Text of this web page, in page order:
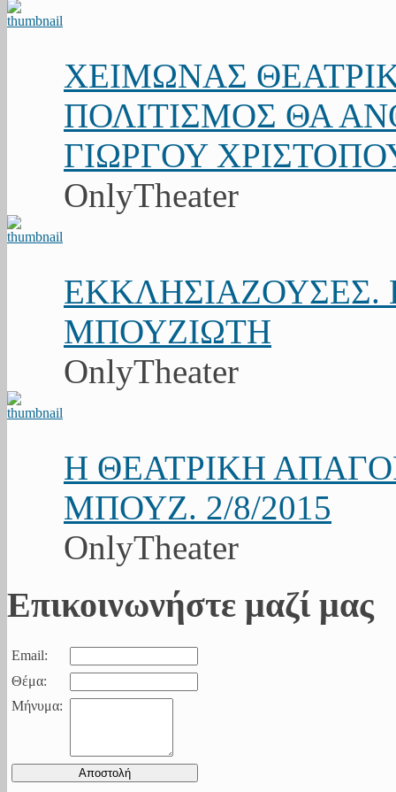
ΧΕΙΜΩΝΑΣ
ΠΟΛΙΤΙΣΜΟΣ ΘΑ
ΓΙΩΡΓΟΥ
OnlyTheater
ΕΚΚΛΗΣΙΑΖΟΥΣΕΣ.
ΜΠΟΥΖΙΩΤΗ
OnlyTheater
Η ΘΕΑΤΡΙΚΗ
ΜΠΟΥΖ. 2/8/2015
OnlyTheater
Επικοινωνήστε μαζί μας
Email:
Θέμα:
Μήνυμα: